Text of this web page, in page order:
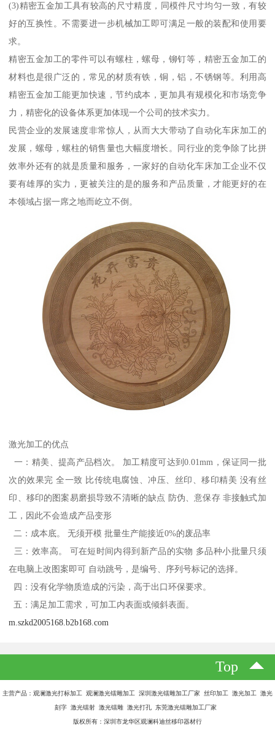
(3)精密五金加工具有较高的尺寸精度，同模件尺寸均匀一致，有较
好的互换性。不需要进一步机械加工即可满足一般的装配和使用要
求。
精密五金加工的零件可以有螺柱，螺母，铆钉等，精密五金加工的
材料也是很广泛的，常见的材质有铁，铜，铝，不锈钢等。利用高
精密五金加工能更加快速，节约成本，更加具有规模化和市场竞争
力，精密化的设备体系更加体现一个公司的技术实力。
民营企业的发展速度非常惊人，从而大大带动了自动化车床加工的
发展，螺母，螺柱的销售量也大幅度增长。同行业的竞争除了比拼
效率外还有的就是质量和服务，一家好的自动化车床加工企业不仅
要有雄厚的实力，更被关注的是的服务和产品质量，才能更好的在
本领域占据一席之地而屹立不倒。
激光加工的优点
一：精美、提高产品档次。 加工精度可达到0.01mm，保证同一批
次的效果完 全一致 比传统电腐蚀、冲压、丝印、移印精美 没有丝
印、移印的图案易磨损导致不清晰的缺点 防伪、意保存 非接触式加
工，因此不会造成产品变形
二：成本底。 无须开模 批量生产能接近0%的废品率
三：效率高。 可在短时间内得到新产品的实物 多品种小批量只须
在电脑上改图案即可 自动跳号，是编号、序列号标记的选择。
四：没有化学物质造成的污染，高于出口环保要求。
五：满足加工需求，可加工内表面或倾斜表面。
m.szkd2005168.b2b168.com
Top
主营产品：观澜激光打标加工 观澜激光镭雕加工 深圳激光镭雕加工厂家 丝印加工 激光加工 激光
刻字 激光镭射 激光镭雕 激光打孔 东莞激光镭雕加工厂家
版权所有：深圳市龙华区观澜科迪丝移印器材行